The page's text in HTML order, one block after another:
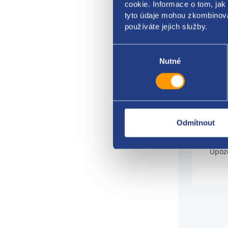
cookie. Informace o tom,
tyto údaje mohou
používáte jejich služby.
Nutné
Odmítnout
Z
při